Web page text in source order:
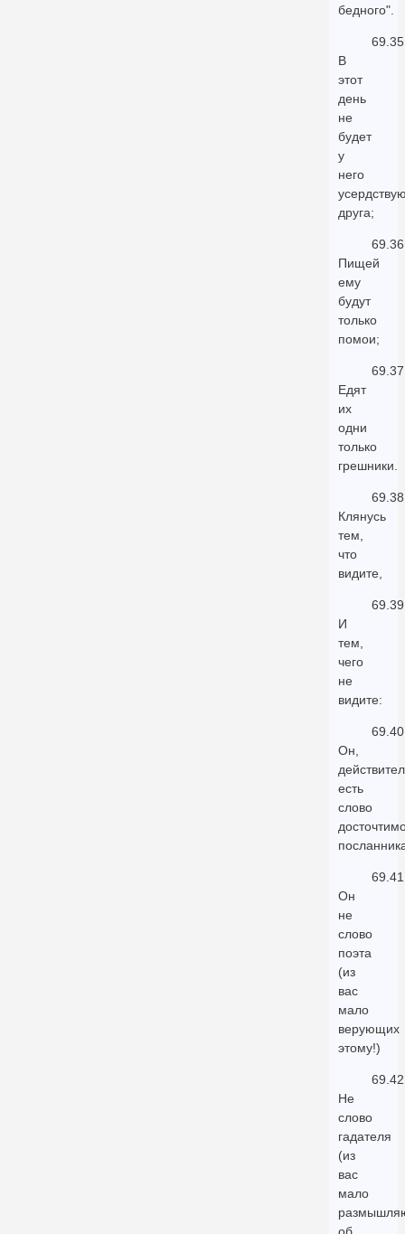
бедного".
69.35
В
этот
день
не
будет
у
него
друга;
69.36
Пищей
ему
будут
только
помои;
69.37
Едят
их
одни
только
грешники.
69.38
Клянусь
тем,
что
видите,
69.39
И
тем,
чего
не
видите:
69.40
Он,
есть
слово
69.41
Он
не
слово
поэта
(из
вас
мало
верующих
этому!)
69.42
Не
слово
гадателя
(из
вас
мало